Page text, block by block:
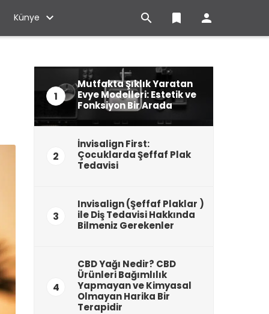
Künye  bookmark 
1
Mutfakta Şıklık Yaratan
Evye Modelleri: Estetik ve
Fonksiyon Bir Arada
2
İnvisalign First:
Çocuklarda Şeffaf Plak
Tedavisi
3
Invisalign (Şeffaf Plaklar )
ile Diş Tedavisi Hakkında
Bilmeniz Gerekenler
4
CBD Yağı Nedir? CBD
Ürünleri Bağımlılık
Yapmayan ve Kimyasal
Olmayan Harika Bir
Terapidir